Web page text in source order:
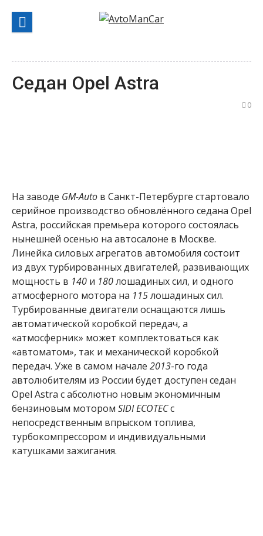
содержанию
Седан Opel Astra
0
На заводе GM-Auto в Санкт-Петербурге стартовало
серийное производство обновлённого седана Opel
Astra, российская премьера которого состоялась
нынешней осенью на автосалоне в Москве.
Линейка силовых агрегатов автомобиля состоит
из двух турбированных двигателей, развивающих
мощность в 140 и 180лошадиных сил, и одного
атмосферного мотора на 115лошадиных сил.
Турбированные двигатели оснащаются лишь
автоматической коробкой передач, а
«атмосферник» может комплектоваться как
«автоматом», так и механической коробкой
передач. Уже в самом начале 2013-го года
автолюбителям из России будет доступен седан
Opel Astra с абсолютно новым экономичным
бензиновым мотором SIDI ECOTECс
непосредственным впрыском топлива,
турбокомпрессором и индивидуальными
катушками зажигания.